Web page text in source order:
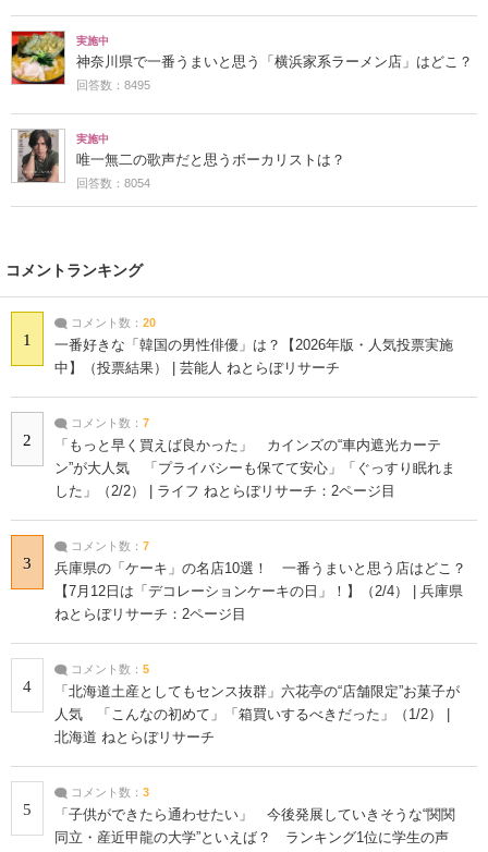
実施中
神奈川県で一番うまいと思う「横浜家系ラーメン店」はどこ？
回答数：8495
実施中
唯一無二の歌声だと思うボーカリストは？
回答数：8054
コメントランキング
1
コメント数： 20
一番好きな「韓国の男性俳優」は？【2026年版・人気投票実施
中】（投票結果） | 芸能人 ねとらぼリサーチ
2
コメント数： 7
「もっと早く買えば良かった」 カインズの“車内遮光カーテ
ン”が大人気 「プライバシーも保てて安心」「ぐっすり眠れま
した」（2/2） | ライフ ねとらぼリサーチ：2ページ目
3
コメント数： 7
兵庫県の「ケーキ」の名店10選！ 一番うまいと思う店はどこ？
【7月12日は「デコレーションケーキの日」！】（2/4） | 兵庫県
ねとらぼリサーチ：2ページ目
4
コメント数： 5
「北海道土産としてもセンス抜群」六花亭の“店舗限定”お菓子が
人気 「こんなの初めて」「箱買いするべきだった」（1/2） |
北海道 ねとらぼリサーチ
5
コメント数： 3
「子供ができたら通わせたい」 今後発展していきそうな“関関
同立・産近甲龍の大学”といえば？ ランキング1位に学生の声